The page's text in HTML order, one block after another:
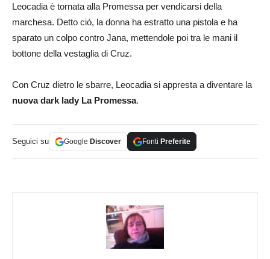
Leocadia è tornata alla Promessa per vendicarsi della
marchesa. Detto ciò, la donna ha estratto una pistola e ha
sparato un colpo contro Jana, mettendole poi tra le mani il
bottone della vestaglia di Cruz.
Con Cruz dietro le sbarre, Leocadia si appresta a diventare la
nuova dark lady La Promessa.
Seguici su Google Discover Fonti Preferite